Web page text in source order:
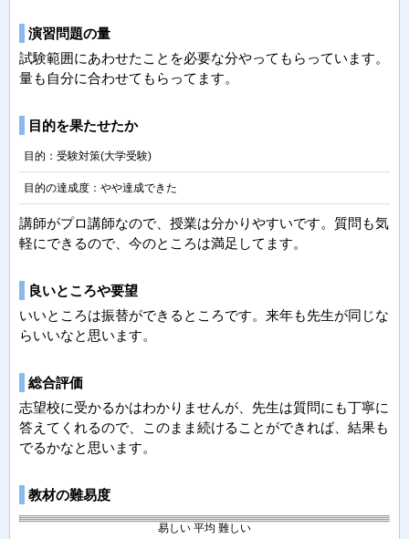
演習問題の量
試験範囲にあわせたことを必要な分やってもらっています。
量も自分に合わせてもらってます。
目的を果たせたか
目的：受験対策(大学受験)
目的の達成度：やや達成できた
講師がプロ講師なので、授業は分かりやすいです。質問も気
軽にできるので、今のところは満足してます。
良いところや要望
いいところは振替ができるところです。来年も先生が同じな
らいいなと思います。
総合評価
志望校に受かるかはわかりませんが、先生は質問にも丁寧に
答えてくれるので、このまま続けることができれば、結果も
でるかなと思います。
教材の難易度
易しい 平均 難しい